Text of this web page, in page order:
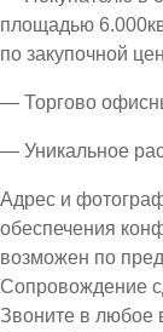
площадью
по закупочной
— Торгово
— Уникальное
Адрес и
обеспечения
возможен по
Сопровождение
Звоните в любое